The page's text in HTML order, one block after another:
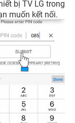
bị TV LG trong
muốn kết nối.